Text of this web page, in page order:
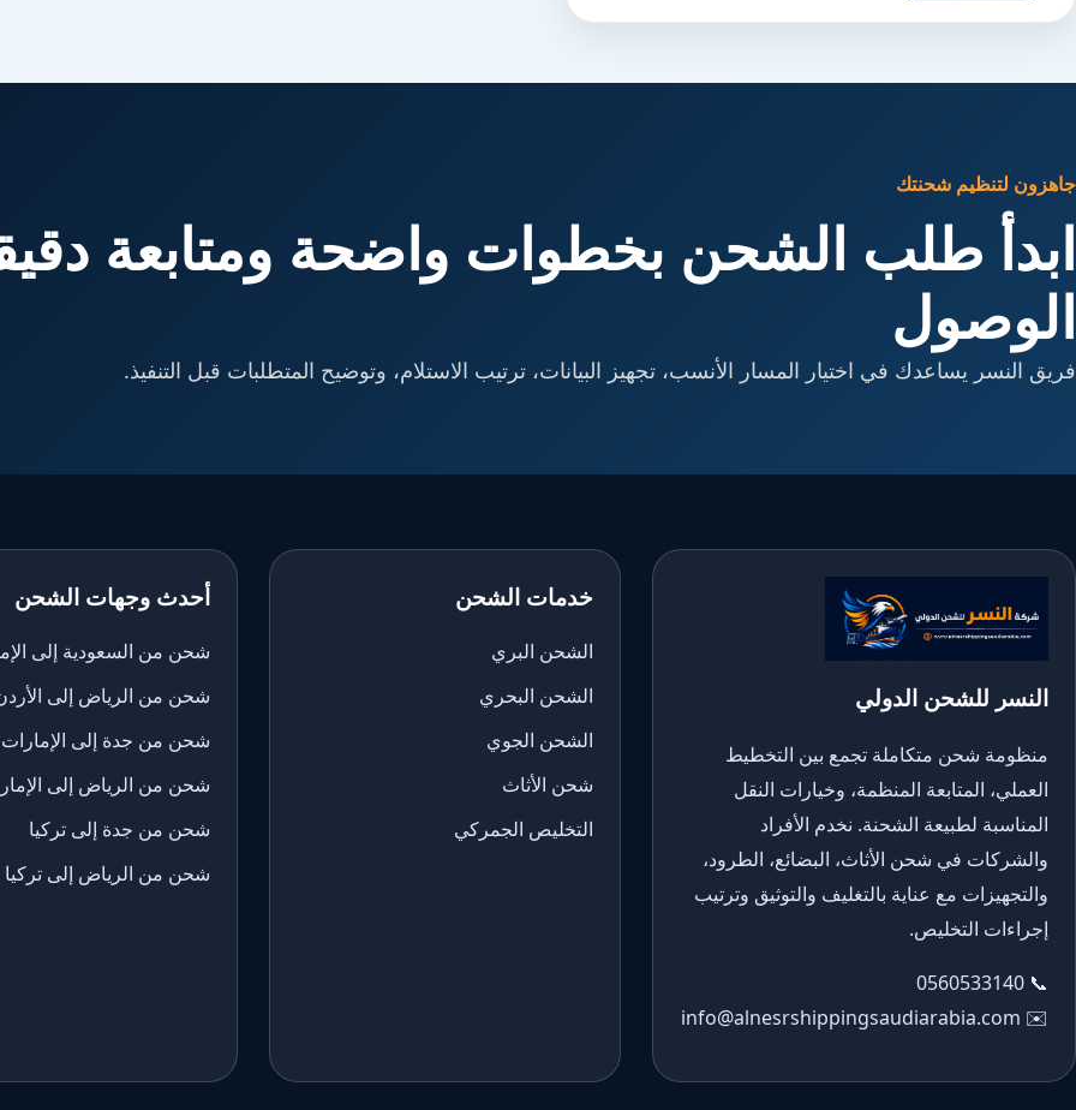
جاهزون لتنظيم شحنتك
ابدأ طلب الشحن بخطوات واضحة ومتابعة
الوصول
فريق النسر يساعدك في اختيار المسار الأنسب، تجهيز البيانات، ترتيب الاستلام، وتوضيح المتطلبات قبل التنفيذ.
النسر للشحن الدولي
منظومة شحن متكاملة تجمع بين التخطيط
العملي، المتابعة المنظمة، وخيارات النقل
المناسبة لطبيعة الشحنة. نخدم الأفراد
والشركات في شحن الأثاث، البضائع، الطرود،
والتجهيزات مع عناية بالتغليف والتوثيق وترتيب
إجراءات التخليص.
📞
0560533140
✉️
info@alnesrshippingsaudiarabia.com
خدمات الشحن
الشحن البري
الشحن البحري
الشحن الجوي
شحن الأثاث
التخليص الجمركي
أحدث وجهات الشحن
شحن من السعودية إلى
شحن من الرياض إلى
شحن من جدة إلى الإمارات
شحن من الرياض إلى
شحن من جدة إلى تركيا
شحن من الرياض إلى تركيا